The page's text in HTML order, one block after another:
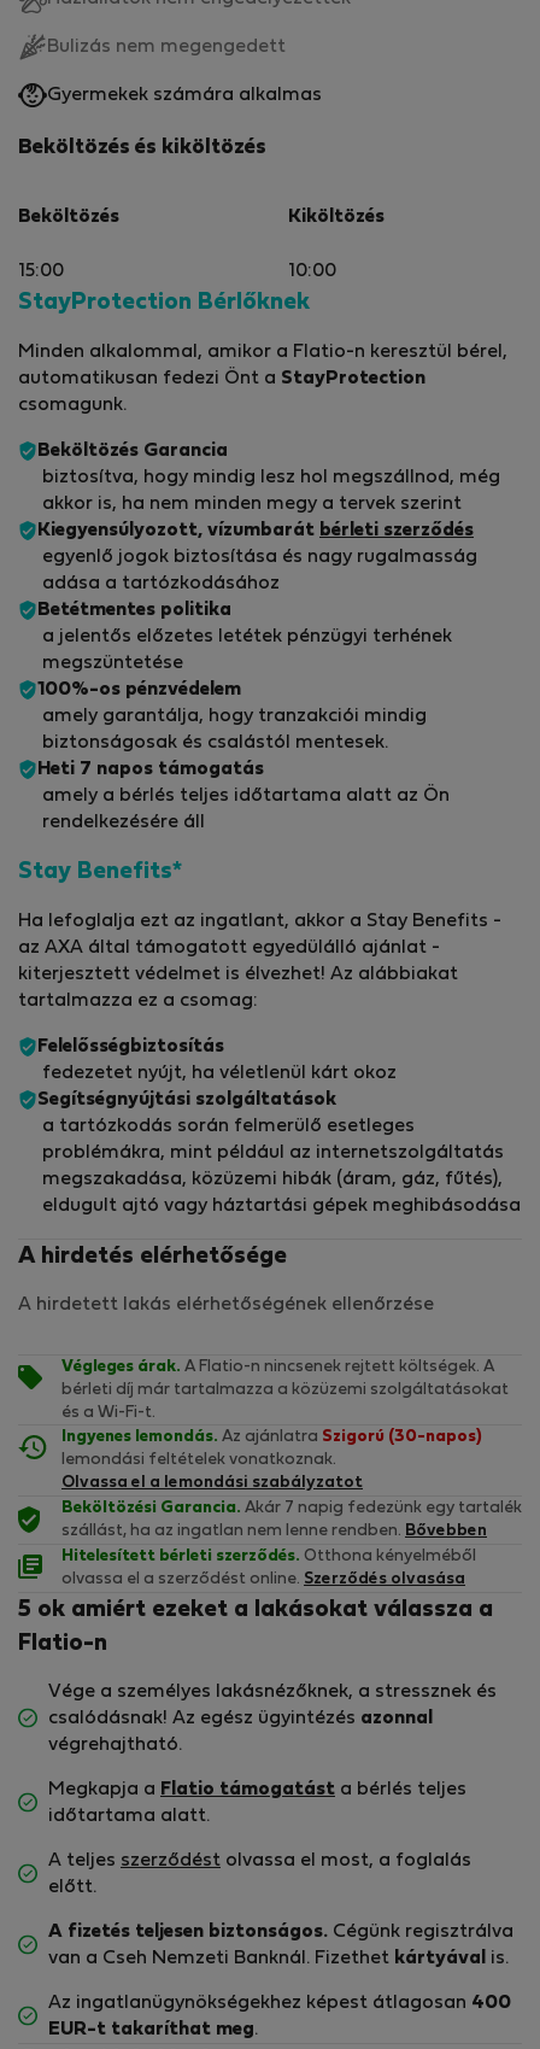
Bulizás nem megengedett
Gyermekek számára alkalmas
Beköltözés és kiköltözés
Beköltözés
15:00
Kiköltözés
10:00
StayProtection Bérlőknek
Minden alkalommal, amikor a Flatio-n keresztül bérel,
automatikusan fedezi Önt a StayProtection
csomagunk.
Beköltözés Garancia
biztosítva, hogy mindig lesz hol megszállnod, még
akkor is, ha nem minden megy a tervek szerint
Kiegyensúlyozott, vízumbarát bérleti szerződés
egyenlő jogok biztosítása és nagy rugalmasság
adása a tartózkodásához
Betétmentes politika
a jelentős előzetes letétek pénzügyi terhének
megszüntetése
100%-os pénzvédelem
amely garantálja, hogy tranzakciói mindig
biztonságosak és csalástól mentesek.
Heti 7 napos támogatás
amely a bérlés teljes időtartama alatt az Ön
rendelkezésére áll
Stay Benefits*
Ha lefoglalja ezt az ingatlant, akkor a Stay Benefits -
az AXA által támogatott egyedülálló ajánlat -
kiterjesztett védelmet is élvezhet! Az alábbiakat
tartalmazza ez a csomag:
Felelősségbiztosítás
fedezetet nyújt, ha véletlenül kárt okoz
Segítségnyújtási szolgáltatások
a tartózkodás során felmerülő esetleges
problémákra, mint például az internetszolgáltatás
megszakadása, közüzemi hibák (áram, gáz, fűtés),
eldugult ajtó vagy háztartási gépek meghibásodása
A hirdetés elérhetősége
A hirdetett lakás elérhetőségének ellenőrzése
Végleges árak. A Flatio-n nincsenek rejtett költségek. A
bérleti díj már tartalmazza a közüzemi szolgáltatásokat
és a Wi-Fi-t.
Ingyenes lemondás. Az ajánlatra Szigorú (30-napos)
lemondási feltételek vonatkoznak.
Olvassa el a lemondási szabályzatot
Beköltözési Garancia. Akár 7 napig fedezünk egy tartalék
szállást, ha az ingatlan nem lenne rendben. Bővebben
Hitelesített bérleti szerződés. Otthona kényelméből
olvassa el a szerződést online. Szerződés olvasása
5 ok amiért ezeket a lakásokat válassza a
Flatio-n
Vége a személyes lakásnézőknek, a stressznek és
csalódásnak! Az egész ügyintézés azonnal
végrehajtható.
Megkapja a Flatio támogatást a bérlés teljes
időtartama alatt.
A teljes szerződést olvassa el most, a foglalás
előtt.
A fizetés teljesen biztonságos. Cégünk regisztrálva
van a Cseh Nemzeti Banknál. Fizethet kártyával is.
Az ingatlanügynökségekhez képest átlagosan 400
EUR-t takaríthat meg.